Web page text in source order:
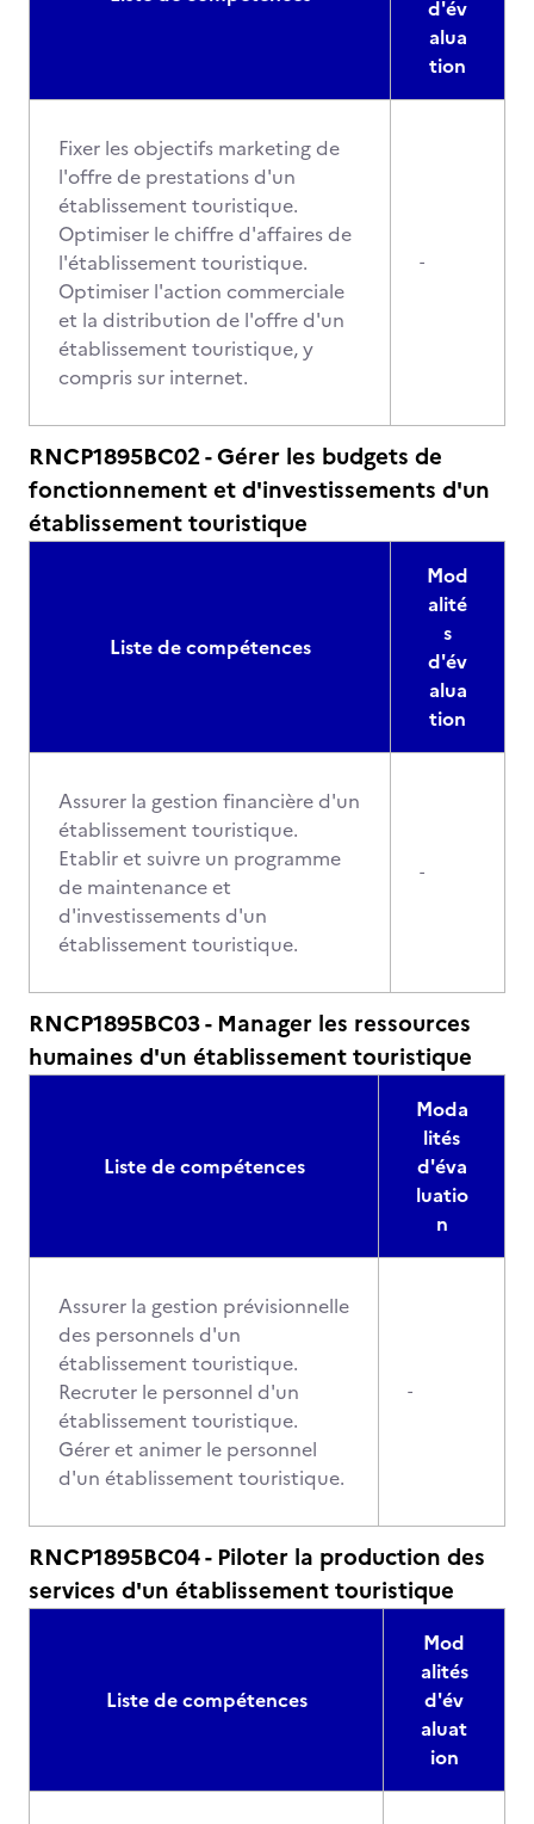
d'év
alua
tion
Fixer les objectifs marketing de
l'offre de prestations d'un
établissement touristique.
Optimiser le chiffre d'affaires de
l'établissement touristique.
Optimiser l'action commerciale
et la distribution de l'offre d'un
établissement touristique, y
compris sur internet.
-
RNCP1895BC02 - Gérer les budgets de
fonctionnement et d'investissements d'un
établissement touristique
Liste de compétences
Mod
alité
s
d'év
alua
tion
Assurer la gestion financière d'un
établissement touristique.
Etablir et suivre un programme
de maintenance et
d'investissements d'un
établissement touristique.
-
RNCP1895BC03 - Manager les ressources
humaines d'un établissement touristique
Liste de compétences
Moda
lités
d'éva
luatio
n
Assurer la gestion prévisionnelle
des personnels d'un
établissement touristique.
Recruter le personnel d'un
établissement touristique.
Gérer et animer le personnel
d'un établissement touristique.
-
RNCP1895BC04 - Piloter la production des
services d'un établissement touristique
Liste de compétences
Mod
alités
d'év
aluat
ion